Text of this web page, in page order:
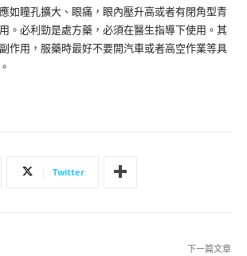
如瞳孔擴大、眼痛，眼內壓升高或者有閉角型青
。必利勁是處方藥，必須在醫生指導下使用。其
作用，服藥時最好不要開汽車或者高空作業等具
Twitter
下一篇文章